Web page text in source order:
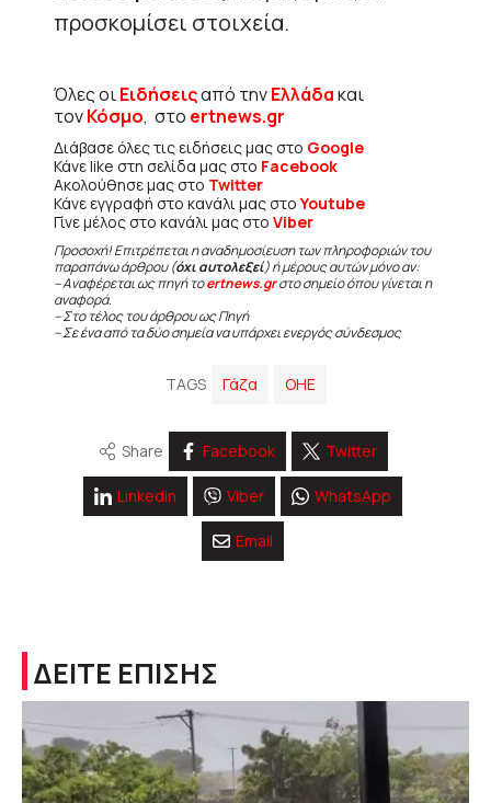
προσκομίσει στοιχεία.
Όλες οιΕιδήσειςαπό τηνΕλλάδακαι
τονΚόσμο, στο ertnews.gr
Διάβασε όλες τις ειδήσεις μας στο Google
Κάνε like στη σελίδα μας στο Facebook
Ακολούθησε μας στο Twitter
Κάνε εγγραφή στο κανάλι μας στοYoutube
Γίνε μέλος στο κανάλι μας στο Viber
Προσοχή! Επιτρέπεται η αναδημοσίευση των πληροφοριών του
παραπάνω άρθρου (όχι αυτολεξεί) ή μέρους αυτών μόνο αν:
– Αναφέρεται ως πηγή τοertnews.grστο σημείο όπου γίνεται η
αναφορά.
– Στο τέλος του άρθρου ως Πηγή
– Σε ένα από τα δύο σημεία να υπάρχει ενεργός σύνδεσμος
TAGS Γάζα ΟΗΕ
Share Facebook Twitter
Linkedin Viber WhatsApp
Email
ΔΕΙΤΕ ΕΠΙΣΗΣ